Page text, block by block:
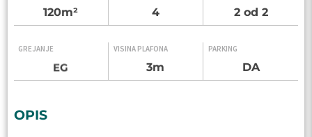
120m² 4 2 od 2
GREJANJE
EG
VISINA PLAFONA
3m
PARKING
DA
OPIS